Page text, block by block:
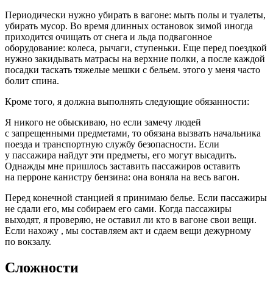
Периодически нужно убирать в вагоне: мыть полы и туалеты,
убирать мусор. Во время длинных остановок зимой иногда
приходится очищать от снега и льда подвагонное
оборудование: колеса, рычаги, ступеньки. Еще перед поездкой
нужно закидывать матрасы на верхние полки, а после каждой
посадки таскать тяжелые мешки с бельем. этого у меня часто
болит спина.
Кроме того, я должна выполнять следующие обязанности:
Я никого не обыскиваю, но если замечу людей
с запрещенными предметами, то обязана вызвать начальника
поезда и транспортную службу безопасности. Если
у пассажира найдут эти предметы, его могут высадить.
Однажды мне пришлось заставить пассажиров оставить
на перроне канистру бензина: она воняла на весь вагон.
Перед конечной станцией я принимаю белье. Если пассажиры
не сдали его, мы собираем его сами. Когда пассажиры
выходят, я проверяю, не оставил ли кто в вагоне свои вещи.
Если нахожу , мы составляем акт и сдаем вещи дежурному
по вокзалу.
Сложности